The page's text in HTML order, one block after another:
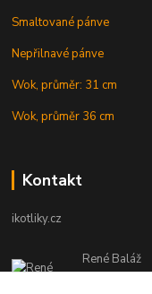
Smaltované pánve
Nepřilnavé pánve
Wok, průměr: 31 cm
Wok, průměr 36 cm
Kontakt
ikotliky.cz
René Baláž
Eshop: